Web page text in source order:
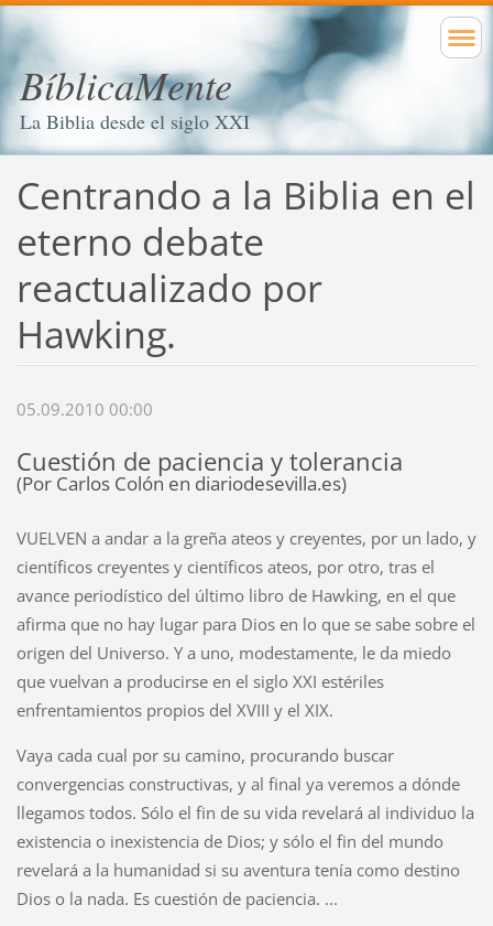
BíblicaMente
La Biblia desde el siglo XXI
Centrando a la Biblia en el
eterno debate
reactualizado por
Hawking.
05.09.2010 00:00
Cuestión de paciencia y tolerancia
(Por Carlos Colón en diariodesevilla.es)
VUELVEN a andar a la greña ateos y creyentes, por un lado, y
científicos creyentes y científicos ateos, por otro, tras el
avance periodístico del último libro de Hawking, en el que
afirma que no hay lugar para Dios en lo que se sabe sobre el
origen del Universo. Y a uno, modestamente, le da miedo
que vuelvan a producirse en el siglo XXI estériles
enfrentamientos propios del XVIII y el XIX.
Vaya cada cual por su camino, procurando buscar
convergencias constructivas, y al final ya veremos a dónde
llegamos todos. Sólo el fin de su vida revelará al individuo la
existencia o inexistencia de Dios; y sólo el fin del mundo
revelará a la humanidad si su aventura tenía como destino
Dios o la nada. Es cuestión de paciencia. ...